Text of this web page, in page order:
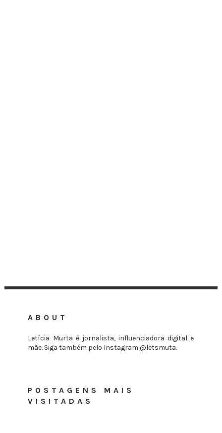
ABOUT
Letícia Murta é jornalista, influenciadora digital e
mãe. Siga também pelo Instagram @letsmuta.
POSTAGENS MAIS
VISITADAS